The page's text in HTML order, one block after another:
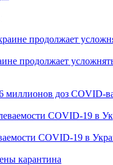
продолжает
миллионов доз COVID-
COVID-19 в